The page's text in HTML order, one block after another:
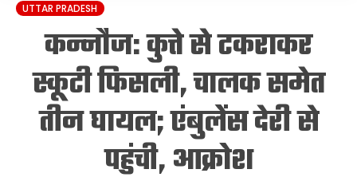
UTTAR PRADESH
कन्नौज: कुत्ते से टकराकर
स्कूटी फिसली, चालक समेत
तीन घायल; एंबुलेंस देरी से
पहुंची, आक्रोश